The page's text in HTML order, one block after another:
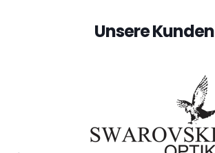
Unsere Kunden